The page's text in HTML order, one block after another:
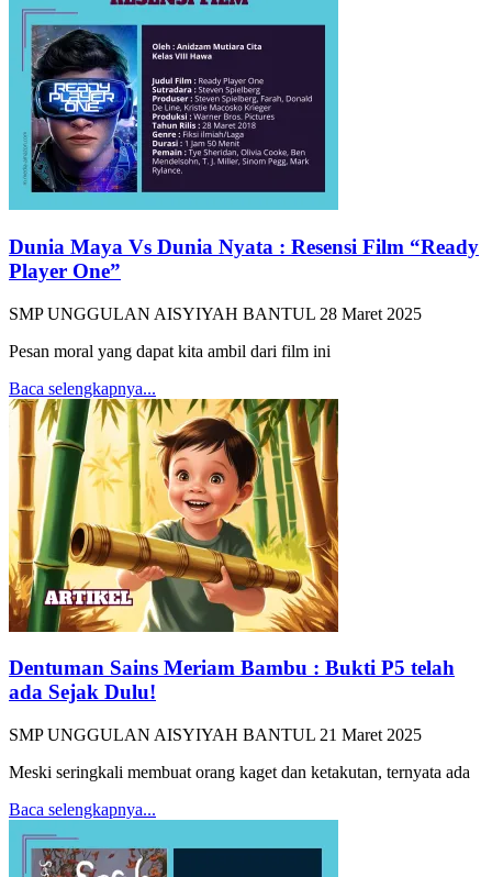
Dunia Maya Vs Dunia Nyata : Resensi Film “Ready
Player One”
SMP UNGGULAN AISYIYAH BANTUL 28 Maret 2025
Pesan moral yang dapat kita ambil dari film ini
Baca selengkapnya...
Dentuman Sains Meriam Bambu : Bukti P5 telah
ada Sejak Dulu!
SMP UNGGULAN AISYIYAH BANTUL 21 Maret 2025
Meski seringkali membuat orang kaget dan ketakutan, ternyata ada
Baca selengkapnya...